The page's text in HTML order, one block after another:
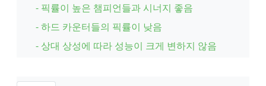
- 픽률이 높은 챔피언들과 시너지 좋음
- 하드 카운터들의 픽률이 낮음
- 상대 상성에 따라 성능이 크게 변하지 않음